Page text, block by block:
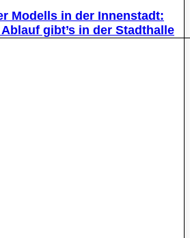
Modells in der Innenstadt:
gibt’s in der Stadthalle